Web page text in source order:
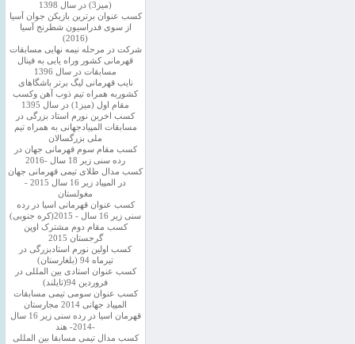
(میز3) در سال 1398
کسب عنوان برترین بازیکن جوان آسیا
از سوی فدراسیون شطرنج آسیا
(2016)
شرکت در مرحله نیمه نهایی مسابقات
قهرمانی کشور وراه یابی به فینال
مسابقات در سال 1396
نایب قهرمانی لیگ برتر باشگاهای
کشوربه همراه تیم ذوب آهن وکسب
مقام اول (میز1) در سال 1395
کسب اخرین نورم استاد بزرگی در
مسابقات المپیادجهانی به همراه تیم
ملی بزرگسالان
کسب مقام سوم قهرمانی جهان در
رده سنی زیر 18 سال -2016
کسب مدال طلای تیمی قهرمانی جهان
در المپیاد زیر 16 سال 2015 -
مغولستان
کسب عنوان قهرمانی اسیا در رده
سنی زیر 16 سال - 2015(کره جنوبی)
کسب مقام دوم مشترک اوپن
گرجستان 2015
کسب اولین نورم استادبزرگی در
تیرماه 94 (بلغارستان)
کسب عنوان استادی بین المللی در
فروردین 94(تایلند)
کسب عنوان سومی تیمی مسابقات
المپیاد جهانی 2014 مجارستان
قهرمان اسیا در رده سنی زیر 16 سال
-2014- هند
کسب مدال تیمی مسابقا بین المللی